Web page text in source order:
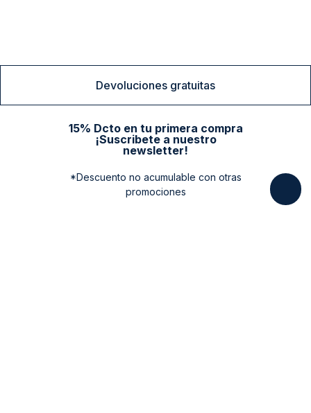
Devoluciones gratuitas
15% Dcto en tu primera compra
¡Suscribete a nuestro
newsletter!
*Descuento no acumulable con otras
promociones